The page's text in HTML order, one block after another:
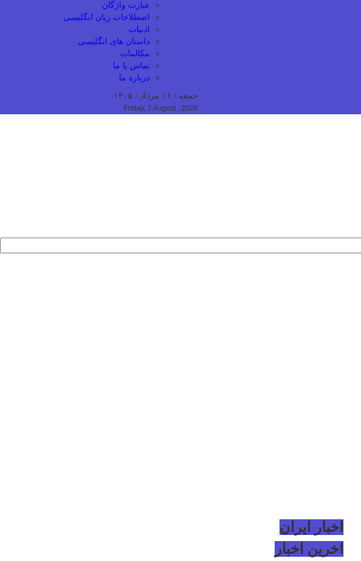
عبارت واژگان
اصطلاحات زبان انگلیسی
ادبیات
داستان های انگلیسی
مکالمات
تماس با ما
درباره ما
جمعه / ۱۶ مرداد / ۱۴۰۵
Friday, 7 August , 2026
اخبار ایران
اخرین اخبار